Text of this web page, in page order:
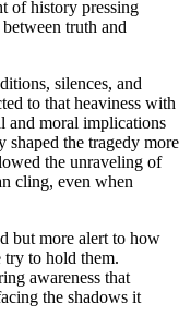
of history pressing
truth and
silences, and
to that heaviness with
and moral implications
shaped the tragedy more
the unraveling of
cling, even when
but more alert to how
try to hold them.
awareness that
the shadows it